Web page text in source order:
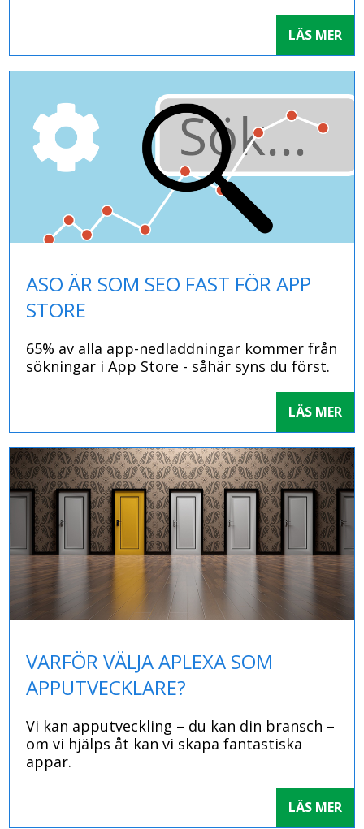
LÄS MER
ASO ÄR SOM SEO FAST FÖR APP
STORE
65% av alla app-nedladdningar kommer från
sökningar i App Store - såhär syns du först.
LÄS MER
VARFÖR VÄLJA APLEXA SOM
APPUTVECKLARE?
Vi kan apputveckling – du kan din bransch –
om vi hjälps åt kan vi skapa fantastiska
appar.
LÄS MER